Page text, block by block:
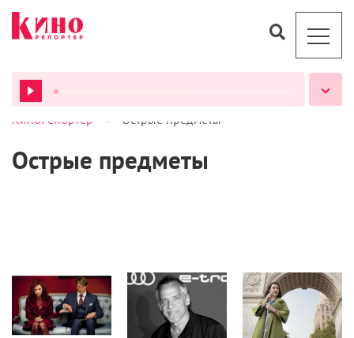
ВСЕ ПОДКАСТЫ
КиноРепортер > Острые предметы
Острые предметы